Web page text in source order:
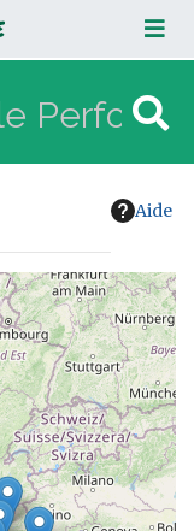
Aide